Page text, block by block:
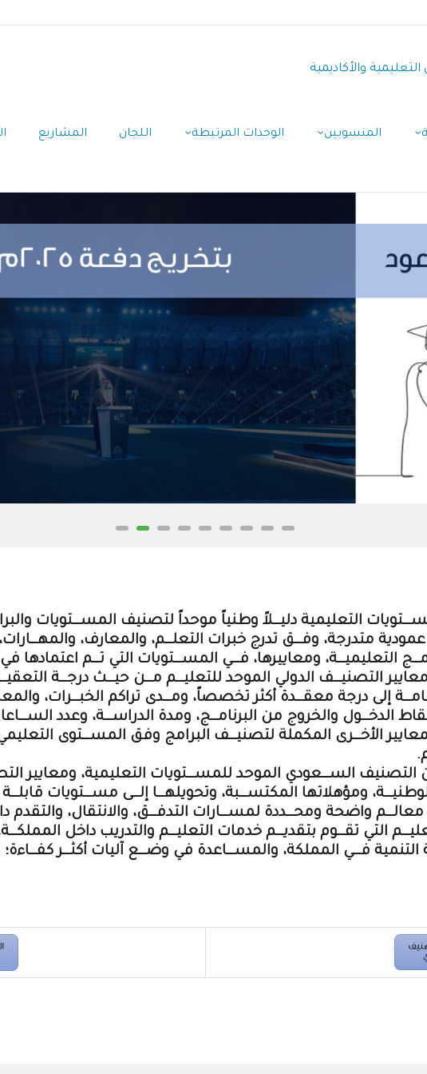
والأكاديمية
المنسوبين الوحدات المرتبطة اللجان المشاريع
التعليمية دليـــلاً وطنياً موحداً لتصنيف المســـتويات
متدرجة، وفـــق تدرج خبرات التعلـــم، والمعارف،
التعليميـــة، ومعاييرها، فـــي المســـتويات التي تـــم اعتمادها
التصنيـــف الدولي الموحد للتعليـــم مـــن حيـــث درجـــة
إلى درجة معقـــدة أكثر تخصصاً، ومـــدى تراكم الخبـــرات،
الدخـــول والخروج من البرنامـــج، ومدة الدراســـة، وعدد
الأخـــرى المكملة لتصنيـــف البرامج وفق المســـتوى
التصنيف الســـعودي الموحد للمســـتويات التعليمية، ومعايير
ومؤهلاتها المكتســـبة، وتحويلهـــا إلـــى مســـتويات قابلـــة
واضحة ومحـــددة لمســـارات التدفـــق، والانتقال، والتقدم
التي تقـــوم بتقديـــم خدمات التعليـــم والتدريب داخل
فـــي المملكة، والمســـاعدة في وضـــع آليات أكثـــر كفـــاءة؛